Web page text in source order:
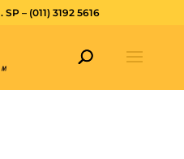
SP – (011) 3192 5616